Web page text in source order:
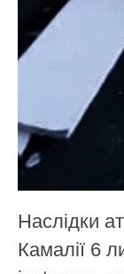
Наслідки
Камалії 6